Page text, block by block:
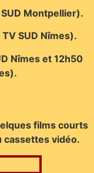
Montpellier).
SUD Nîmes).
Nîmes et 12h50
films courts
cassettes vidéo.